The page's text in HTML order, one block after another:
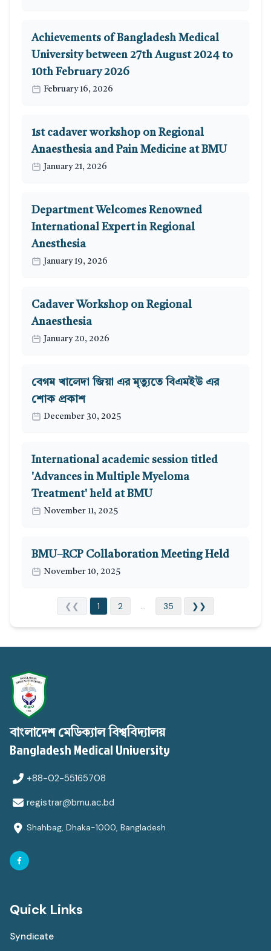
Achievements of Bangladesh Medical
University between 27th August 2024 to
10th February 2026
February 16, 2026
1st cadaver workshop on Regional
Anaesthesia and Pain Medicine at BMU
January 21, 2026
Department Welcomes Renowned
International Expert in Regional
Anesthesia
January 19, 2026
Cadaver Workshop on Regional
Anaesthesia
January 20, 2026
বেগম খালেদা জিয়া এর মৃত্যুতে বিএমইউ এর
শোক প্রকাশ
December 30, 2025
International academic session titled
'Advances in Multiple Myeloma
Treatment' held at BMU
November 11, 2025
BMU–RCP Collaboration Meeting Held
November 10, 2025
❮❮ 1 2 ... 35 ❯❯
বাংলাদেশ মেডিক্যাল বিশ্ববিদ্যালয়
Bangladesh Medical University
+88-02-55165708
registrar@bmu.ac.bd
Shahbag, Dhaka-1000, Bangladesh
Quick Links
Syndicate